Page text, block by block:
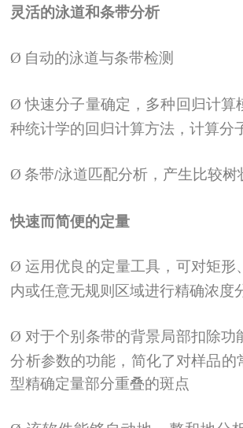
灵活的泳道和条带分析
Ø 自动的泳道与条带检测
Ø 快速分子量确定，多种回归计算
种统计学的回归计算方法，计算分
Ø 条带/泳道匹配分析，产生比较树
快速而简便的定量
Ø 运用优良的定量工具，可对矩形
内或任意无规则区域进行精确浓度
Ø 对于个别条带的背景局部扣除功
分析参数的功能，简化了对样品的
型精确定量部分重叠的斑点